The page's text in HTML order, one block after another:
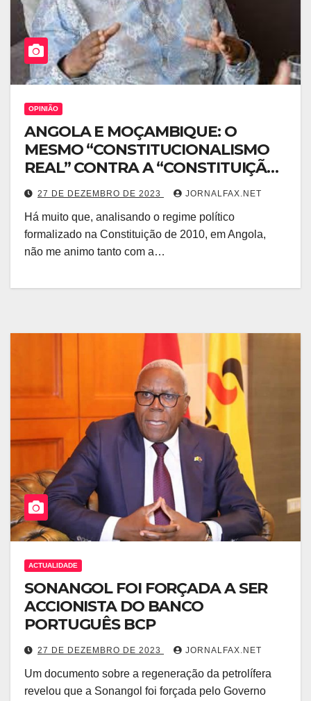
OPINIÃO
ANGOLA E MOÇAMBIQUE: O
MESMO “CONSTITUCIONALISMO
REAL” CONTRA A “CONSTITUIÇÃO
ÉTICA E MORAL”- MARCOLINO
MOCO
27 DE DEZEMBRO DE 2023 JORNALFAX.NET
Há muito que, analisando o regime político
formalizado na Constituição de 2010, em Angola,
não me animo tanto com a…
ACTUALIDADE
SONANGOL FOI FORÇADA A SER
ACCIONISTA DO BANCO
PORTUGUÊS BCP
27 DE DEZEMBRO DE 2023 JORNALFAX.NET
Um documento sobre a regeneração da petrolífera
revelou que a Sonangol foi forçada pelo Governo